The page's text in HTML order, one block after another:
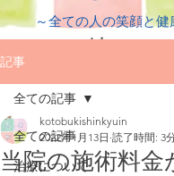
～全ての人の笑顔と健
記事
全ての記事
治療について
全ての記事
当院の施術料金
kotobukishinkyuin
2022年1月13日 読了時間: 3